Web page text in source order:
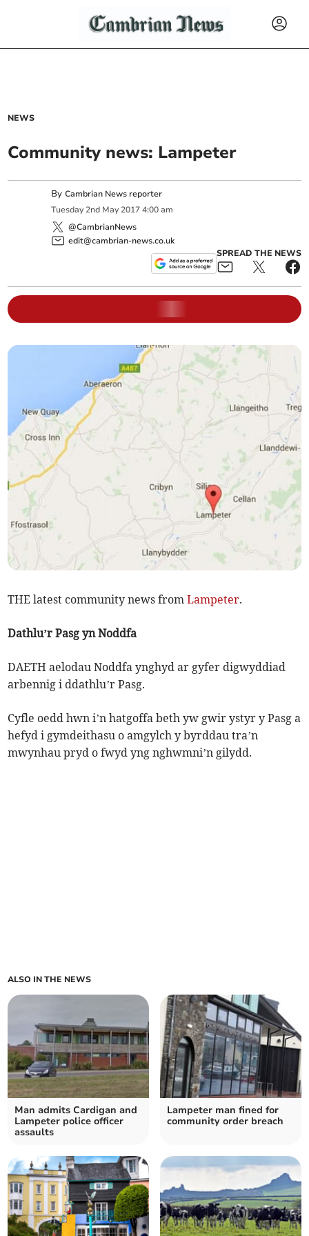
NEWS
Community news: Lampeter
ByCambrian News reporter
Tuesday 2nd May 2017 4:00 am
@CambrianNews
edit@cambrian-news.co.uk
SPREAD THE NEWS
THE latest community news fromLampeter.
Dathlu’r Pasg yn Noddfa
DAETH aelodau Noddfa ynghyd ar gyfer digwyddiad
arbennig i ddathlu’r Pasg.
Cyfle oedd hwn i’n hatgoffa beth yw gwir ystyr y Pasg a
hefyd i gymdeithasu o amgylch y byrddau tra’n
mwynhau pryd o fwyd yng nghwmni’n gilydd.
ALSO IN THE NEWS
Man admits Cardigan and
Lampeter police officer
assaults
Lampeter man fined for
community order breach